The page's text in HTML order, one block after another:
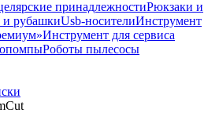
принадлежностиРюкзаки и
рубашкиUsb-носителиИнструмент
Инструмент для сервиса
Роботы пылесосы